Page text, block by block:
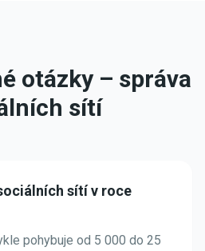
otázky – správa
sítí
sítí v roce
pohybuje od 5 000 do 25